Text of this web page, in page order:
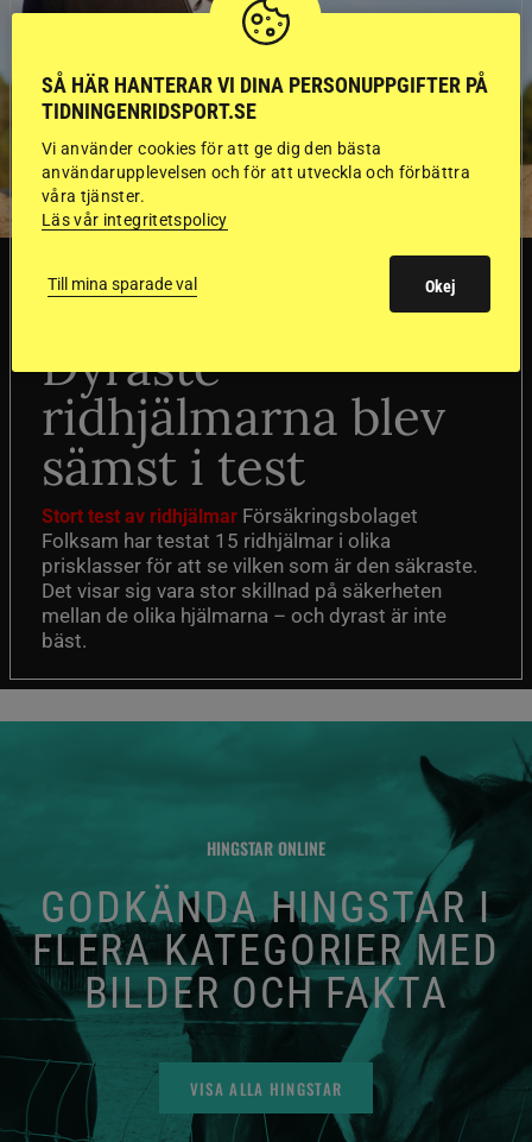
Dyraste
ridhjälmarna blev
sämst i test
Stort test av ridhjälmar Försäkringsbolaget
Folksam har testat 15 ridhjälmar i olika
prisklasser för att se vilken som är den säkraste.
Det visar sig vara stor skillnad på säkerheten
mellan de olika hjälmarna – och dyrast är inte
bäst.
HINGSTAR ONLINE
GODKÄNDA HINGSTAR I
FLERA KATEGORIER MED
BILDER OCH FAKTA
VISA ALLA HINGSTAR
SÅ HÄR HANTERAR VI DINA PERSONUPPGIFTER PÅ
TIDNINGENRIDSPORT.SE
Vi använder cookies för att ge dig den bästa
användarupplevelsen och för att utveckla och förbättra
våra tjänster.
Läs vår integritetspolicy
Till mina sparade val Okej